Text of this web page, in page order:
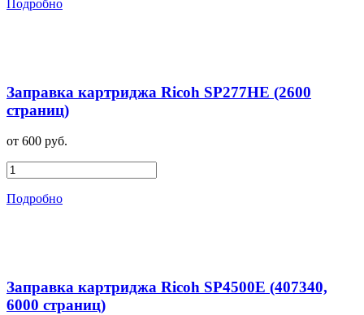
Подробно
Заправка картриджа Ricoh SP277HE (2600
страниц)
от 600 руб.
Подробно
Заправка картриджа Ricoh SP4500E (407340,
6000 страниц)